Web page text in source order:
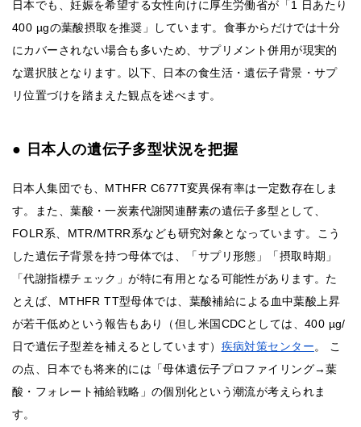
日本でも、妊娠を希望する女性向けに厚生労働省が「1 日あたり
400 µgの葉酸摂取を推奨」しています。食事からだけでは十分
にカバーされない場合も多いため、サプリメント併用が現実的
な選択肢となります。以下、日本の食生活・遺伝子背景・サプ
リ位置づけを踏まえた観点を述べます。
● 日本人の遺伝子多型状況を把握
日本人集団でも、MTHFR C677T変異保有率は一定数存在しま
す。また、葉酸・一炭素代謝関連酵素の遺伝子多型として、
FOLR系、MTR/MTRR系なども研究対象となっています。こう
した遺伝子背景を持つ母体では、「サプリ形態」「摂取時期」
「代謝指標チェック」が特に有用となる可能性があります。た
とえば、MTHFR TT型母体では、葉酸補給による血中葉酸上昇
が若干低めという報告もあり（但し米国CDCとしては、400 µg/
日で遺伝子型差を補えるとしています） 疾病対策センター。 こ
の点、日本でも将来的には「母体遺伝子プロファイリング→葉
酸・フォレート補給戦略」の個別化という潮流が考えられま
す。